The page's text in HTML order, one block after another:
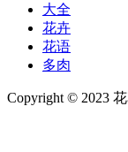
大全
花卉
花语
多肉
Copyright © 2023